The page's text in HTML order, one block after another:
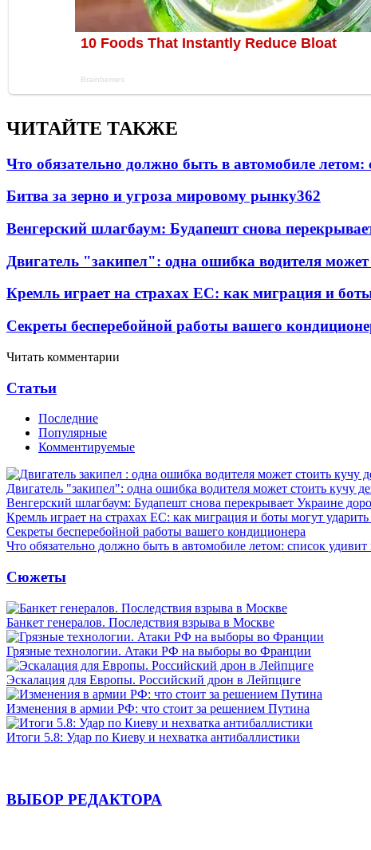
ЧИТАЙТЕ ТАКЖЕ
Что обязательно должно быть в автомобиле летом:
Битва за зерно и угроза мировому рынку362
Венгерский шлагбаум: Будапешт снова
Двигатель "закипел": одна ошибка водителя может
Кремль играет на страхах ЕС: как миграция и
Секреты бесперебойной работы вашего
Читать комментарии
Статьи
Последние
Популярные
Комментируемые
Двигатель "закипел": одна ошибка водителя может стоить кучу
Венгерский шлагбаум: Будапешт снова перекрывает Украине
Кремль играет на страхах ЕС: как миграция и боты могут
Секреты бесперебойной работы вашего кондиционера
Что обязательно должно быть в автомобиле летом: список удивит
Сюжеты
Банкет генералов. Последствия взрыва в Москве
Грязные технологии. Атаки РФ на выборы во Франции
Эскалация для Европы. Российский дрон в Лейпциге
Изменения в армии РФ: что стоит за решением Путина
Итоги 5.8: Удар по Киеву и нехватка антибаллистики
ВЫБОР РЕДАКТОРА